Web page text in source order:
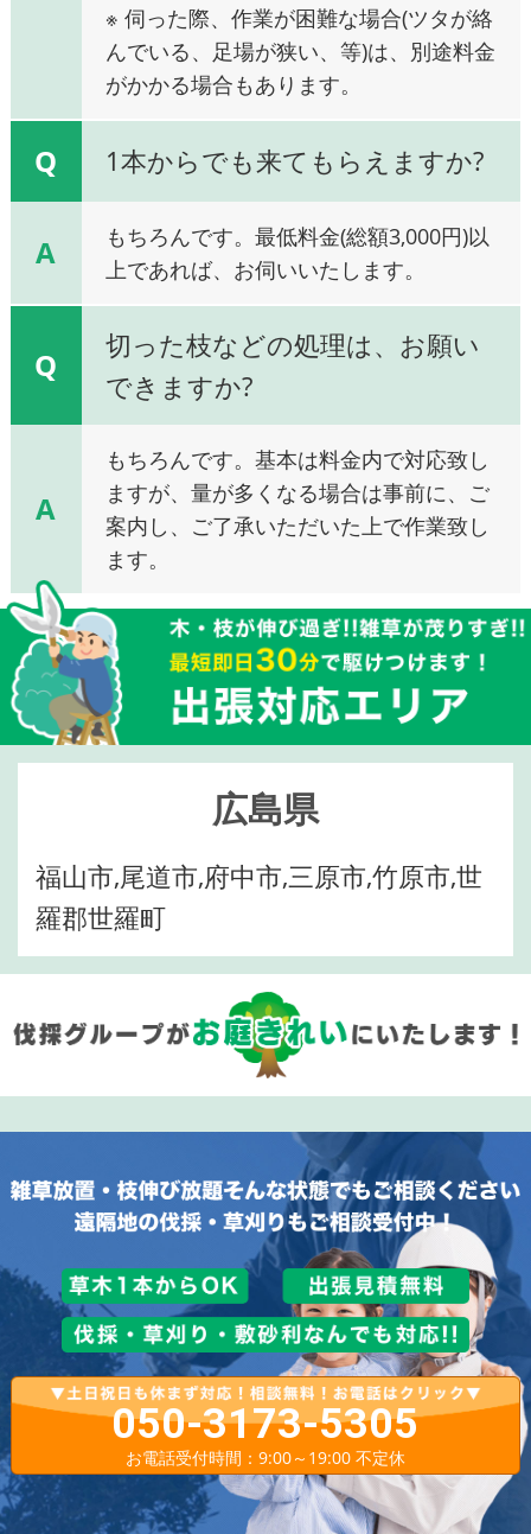
※ 伺った際、作業が困難な場合(ツタが絡
んでいる、足場が狭い、等)は、別途料金
がかかる場合もあります。
Q 1本からでも来てもらえますか?
A
もちろんです。最低料金(総額3,000円)以
上であれば、お伺いいたします。
Q
切った枝などの処理は、お願い
できますか?
A
もちろんです。基本は料金内で対応致し
ますが、量が多くなる場合は事前に、ご
案内し、ご了承いただいた上で作業致し
ます。
広島県
福山市,尾道市,府中市,三原市,竹原市,世
羅郡世羅町
050-3173-5305
お電話受付時間：9:00～19:00 不定休